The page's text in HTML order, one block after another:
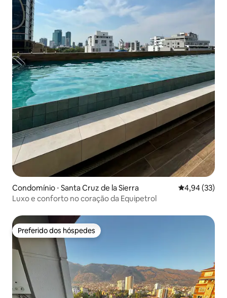
Condomínio ⋅ Santa Cruz de la Sierra 4,94 de uma
4,94 (33)
Luxo e conforto no coração da Equipetrol
Preferido dos hóspedes
Preferido dos hóspedes